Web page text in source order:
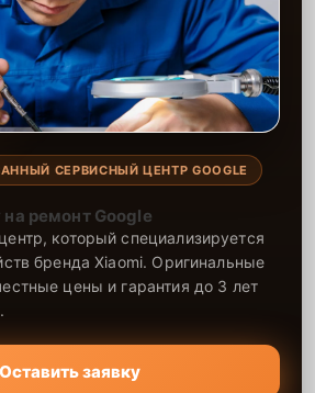
СЕРВИСНЫЙ ЦЕНТР GOOGLE
ремонт Google
который специализируется
бренда Xiaomi. Оригинальные
цены и гарантия до 3 лет
Оставить заявку